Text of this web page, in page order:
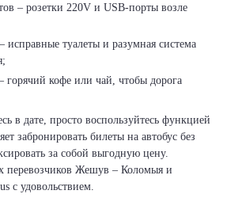
– розетки 220V и USB-порты возле
исправные туалеты и разумная система
горячий кофе или чай, чтобы дорога
в дате, просто воспользуйтесь функцией
забронировать билеты на автобус без
за собой выгодную цену.
перевозчиков Жешув – Коломыя и
с удовольствием.